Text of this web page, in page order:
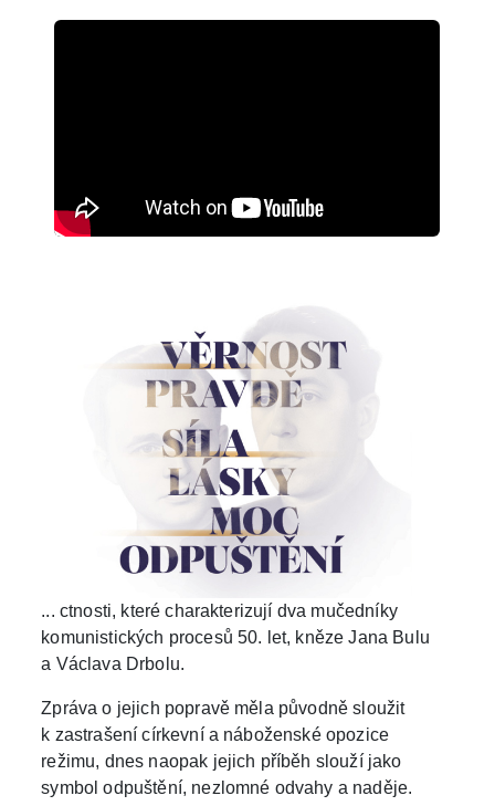
... ctnosti, které charakterizují dva mučedníky
komunistických procesů 50. let, kněze Jana Bulu
a Václava Drbolu.
Zpráva o jejich popravě měla původně sloužit
k zastrašení církevní a náboženské opozice
režimu, dnes naopak jejich příběh slouží jako
symbol odpuštění, nezlomné odvahy a naděje.